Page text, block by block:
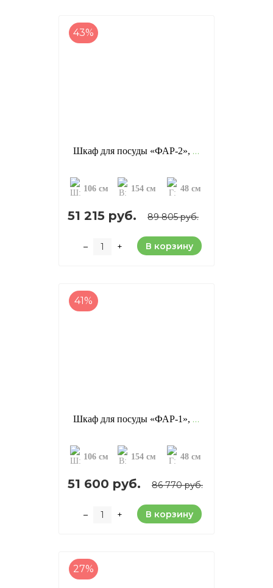
43%
Шкаф для посуды «ФАР-2», отделка: старение (сосна)
106 см 154 см 48 см
51 215 руб. 89 805 руб.
– + В корзину
41%
Шкаф для посуды «ФАР-1», отделка: старение (сосна)
106 см 154 см 48 см
51 600 руб. 86 770 руб.
– + В корзину
27%